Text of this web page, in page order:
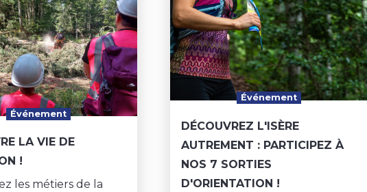
Événement
LA VIE DE
!
les métiers de la
Événement
DÉCOUVREZ L'ISÈRE
AUTREMENT : PARTICIPEZ À
NOS 7 SORTIES
D'ORIENTATION !